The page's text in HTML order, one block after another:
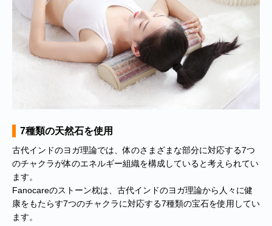
7種類の天然石を使用
古代インドのヨガ理論では、体のさまざまな部分に対応する7つ
のチャクラが体のエネルギー組織を構成していると考えられてい
ます。
Fanocareのストーン枕は、古代インドのヨガ理論から人々に健
康をもたらす7つのチャクラに対応する7種類の宝石を使用してい
ます。
荷は12月30日 13:00ご注文分まで、年始は1月6日より開始いたしま
す。休業期間中にいただきましたご注文やお問い合わせ等に関しま
しては、1月6日より順次対応させていただきます。お客様にはご不
便をおかけ致しますが、何卒ご了承くださいますようお願い申し上
げます。
**当店を騙る不審なメールにご注意ください** 発信元がヤマト運輸
であるかのように装い、「Marco-Line」からの荷物が配送される旨
の偽のEメールが届くというお問い合わせが多数寄せられていま
に覚えのない場合は、メールを開いたり、メール内のリンクをタッ
プしたり絶対にしないようご注意ください。なお、ご不明の場合
は、弊社またはヤマト運輸に直接お問い合わせください。〔 2024
年10月31日(木)〕
**夏期休業日のお知らせ**
2024年8月14日(水)および8月15日(木)は
夏期休業日とさせていただきます。そのため、8月13日(火)14:00か
ら8月16日(金)14:00の間のご注文分の発送は、8月16日(金)となりま